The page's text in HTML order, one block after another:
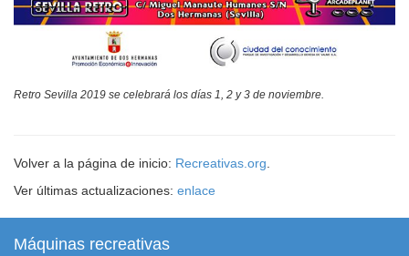
Retro Sevilla 2019 se celebrará los días 1, 2 y 3 de noviembre.
Volver a la página de inicio: Recreativas.org
Ver últimas actualizaciones: enlace
Máquinas recreativas